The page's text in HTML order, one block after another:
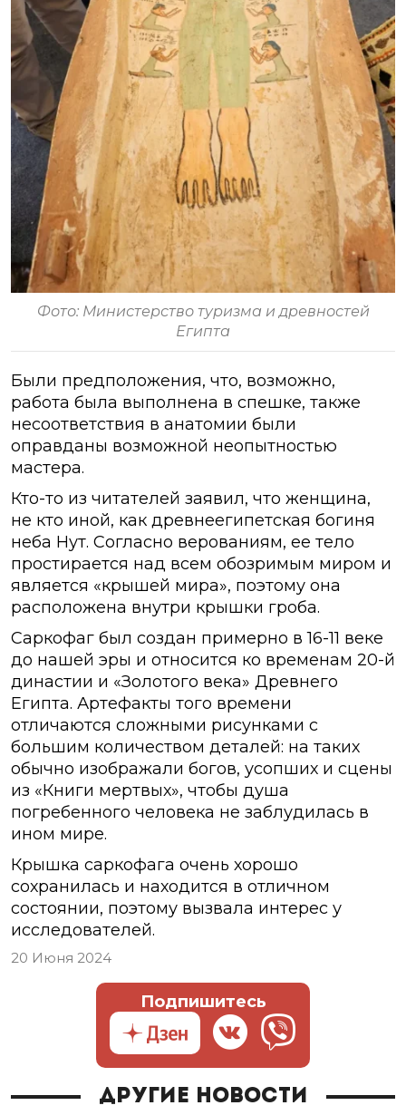
Фото: Министерство туризма и древностей
Египта
Были предположения, что, возможно,
работа была выполнена в спешке, также
несоответствия в анатомии были
оправданы возможной неопытностью
мастера.
Кто-то из читателей заявил, что женщина,
не кто иной, как древнеегипетская богиня
неба Нут. Согласно верованиям, ее тело
простирается над всем обозримым миром и
является «крышей мира», поэтому она
расположена внутри крышки гроба.
Саркофаг был создан примерно в 16-11 веке
до нашей эры и относится ко временам 20-й
династии и «Золотого века» Древнего
Египта. Артефакты того времени
отличаются сложными рисунками с
большим количеством деталей: на таких
обычно изображали богов, усопших и сцены
из «Книги мертвых», чтобы душа
погребенного человека не заблудилась в
ином мире.
Крышка саркофага очень хорошо
сохранилась и находится в отличном
состоянии, поэтому вызвала интерес у
исследователей.
20 Июня 2024
Подпишитесь
Другие новости